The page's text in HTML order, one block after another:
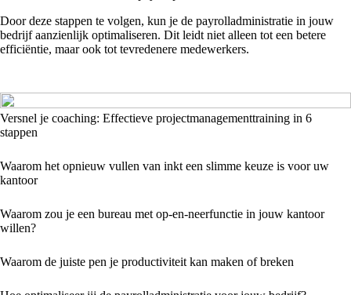
Door deze stappen te volgen, kun je de payrolladministratie in jouw
bedrijf aanzienlijk optimaliseren. Dit leidt niet alleen tot een betere
efficiëntie, maar ook tot tevredenere medewerkers.
Versnel je coaching: Effectieve projectmanagementtraining in 6
stappen
Waarom het opnieuw vullen van inkt een slimme keuze is voor uw
kantoor
Waarom zou je een bureau met op-en-neerfunctie in jouw kantoor
willen?
Waarom de juiste pen je productiviteit kan maken of breken